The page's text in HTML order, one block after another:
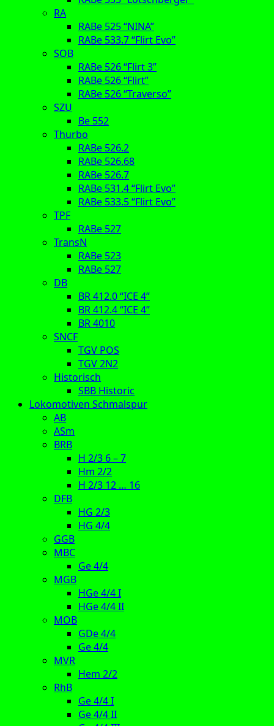
RA
RABe 525 “NINA”
RABe 533.7 “Flirt Evo”
SOB
RABe 526 “Flirt 3”
RABe 526 “Flirt”
RABe 526 “Traverso”
SZU
Be 552
Thurbo
RABe 526.2
RABe 526.68
RABe 526.7
RABe 531.4 “Flirt Evo”
RABe 533.5 “Flirt Evo”
TPF
RABe 527
TransN
RABe 523
RABe 527
DB
BR 412.0 “ICE 4”
BR 412.4 “ICE 4”
BR 4010
SNCF
TGV POS
TGV 2N2
Historisch
SBB Historic
Lokomotiven Schmalspur
AB
ASm
BRB
H 2/3 6 – 7
Hm 2/2
H 2/3 12 … 16
DFB
HG 2/3
HG 4/4
GGB
MBC
Ge 4/4
MGB
HGe 4/4 I
HGe 4/4 II
MOB
GDe 4/4
Ge 4/4
MVR
Hem 2/2
RhB
Ge 4/4 I
Ge 4/4 II